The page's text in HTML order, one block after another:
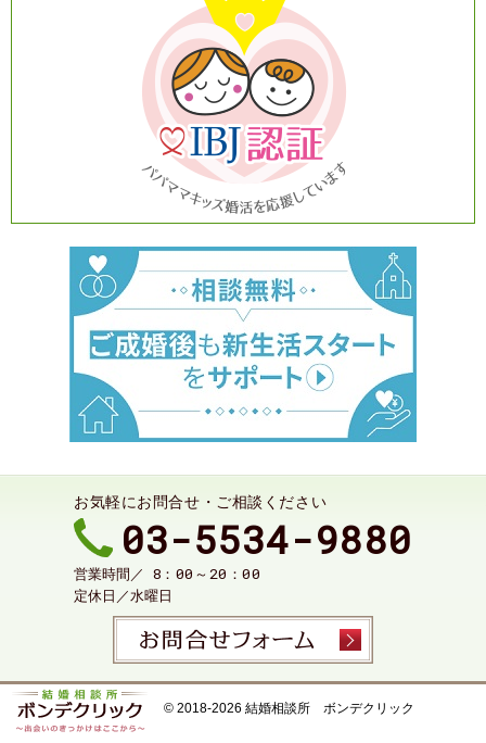
お気軽にお問合せ・ご相談ください
03-5534-9880
営業時間／ 8：00～20：00
定休日／水曜日
© 2018-2026 結婚相談所 ボンデクリック